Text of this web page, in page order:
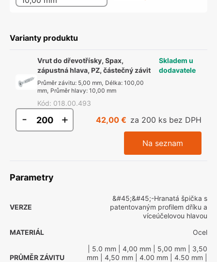
Varianty produktu
Vrut do dřevotřísky, Spax,
zápustná hlava, PZ, částečný závit
Průměr závitu: 5,00 mm, Délka:100,00
mm, Průměr hlavy:10,00 mm
Kód: 018.00.493
Skladem u
dodavatele
- + 42,00 € za 200 ks bez DPH
Na seznam
Parametry
VERZE
&#45;&#45;-Hranatá špička s
patentovaným profilem dříku a
víceúčelovou hlavou
MATERIÁL
Ocel
PRŮMĚR ZÁVITU
| 5.0 mm | 4,00 mm | 5,00 mm | 3,50
mm | 4,50 mm | 4.00 mm | 4.50 mm